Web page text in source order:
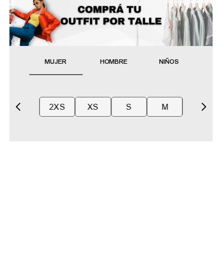
MUJER HOMBRE NIÑOS
2XS XS S M